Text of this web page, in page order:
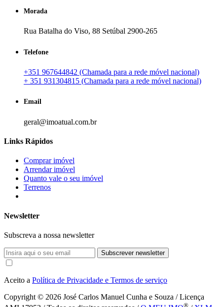
Morada
Rua Batalha do Viso, 88 Setúbal 2900-265
Telefone
+351 967644842 (Chamada para a rede móvel nacional)
+ 351 931304815 (Chamada para a rede móvel nacional)
Email
geral@imoatual.com.br
Links Rápidos
Comprar imóvel
Arrendar imóvel
Quanto vale o seu imóvel
Terrenos
Newsletter
Subscreva a nossa newsletter
Subscrever newsletter
Aceito a Política de Privacidade e Termos de serviço
Copyright © 2026 José Carlos Manuel Cunha e Souza / Licença
®